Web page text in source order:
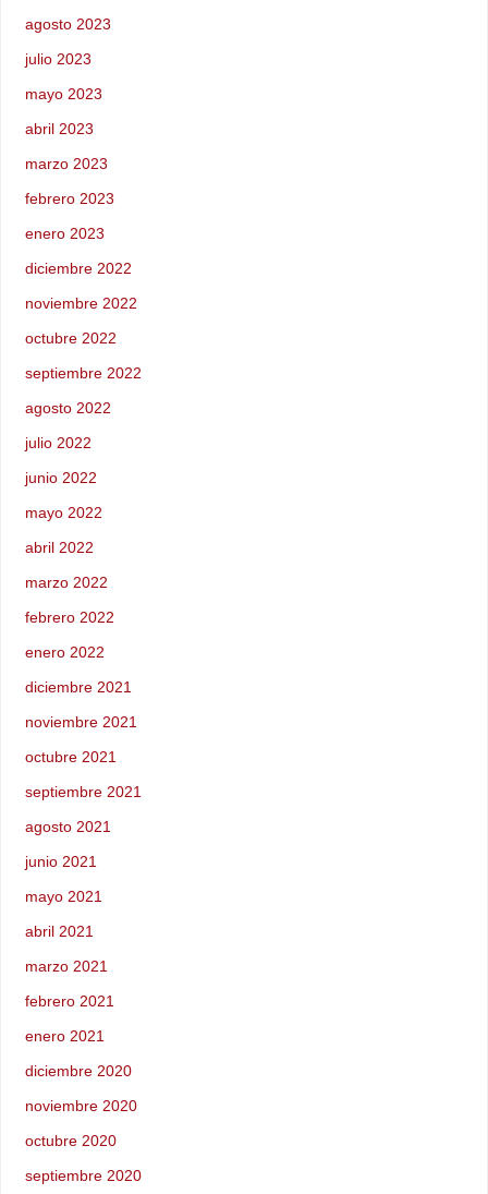
agosto 2023
julio 2023
mayo 2023
abril 2023
marzo 2023
febrero 2023
enero 2023
diciembre 2022
noviembre 2022
octubre 2022
septiembre 2022
agosto 2022
julio 2022
junio 2022
mayo 2022
abril 2022
marzo 2022
febrero 2022
enero 2022
diciembre 2021
noviembre 2021
octubre 2021
septiembre 2021
agosto 2021
junio 2021
mayo 2021
abril 2021
marzo 2021
febrero 2021
enero 2021
diciembre 2020
noviembre 2020
octubre 2020
septiembre 2020